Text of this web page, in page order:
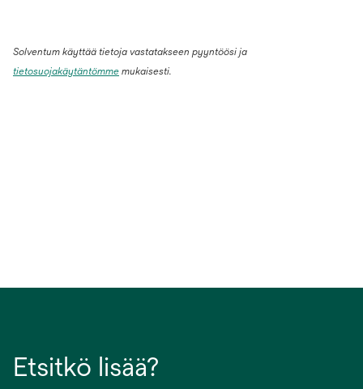
Solventum käyttää tietoja vastatakseen pyyntöösi ja
tietosuojakäytäntömme mukaisesti.
Etsitkö lisää?